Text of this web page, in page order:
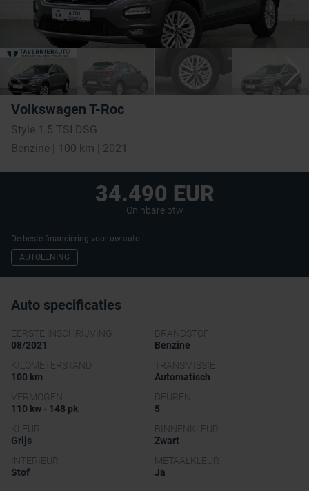
Volkswagen T-Roc
Style 1.5 TSI DSG
Benzine | 100 km | 2021
34.490 EUR
Oninbare btw
De beste financiering voor uw auto !
AUTOLENING
Auto specificaties
EERSTE INSCHRIJVING
08/2021
BRANDSTOF
Benzine
KILOMETERSTAND
100 km
TRANSMISSIE
Automatisch
VERMOGEN
110 kw - 148 pk
DEUREN
5
KLEUR
Grijs
BINNENKLEUR
Zwart
INTERIEUR
Stof
METAALKLEUR
Ja